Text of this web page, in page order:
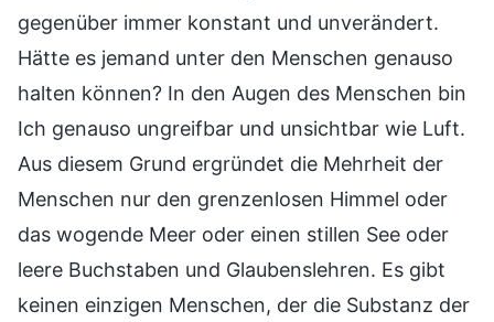
gegenüber immer konstant und unverändert.
Hätte es jemand unter den Menschen genauso
halten können? In den Augen des Menschen bin
Ich genauso ungreifbar und unsichtbar wie Luft.
Aus diesem Grund ergründet die Mehrheit der
Menschen nur den grenzenlosen Himmel oder
das wogende Meer oder einen stillen See oder
leere Buchstaben und Glaubenslehren. Es gibt
keinen einzigen Menschen, der die Substanz der